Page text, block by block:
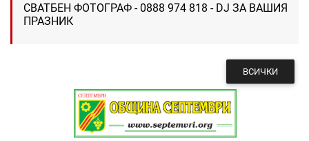
СВАТБЕН ФОТОГРАФ - 0888 974 818 - DJ ЗА ВАШИЯ
ПРАЗНИК
ВСИЧКИ